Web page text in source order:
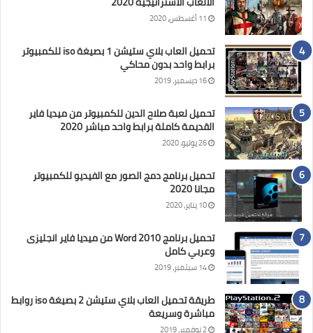
11 أغسطس، 2020
تحميل العاب بلاي ستيشن 1 بصيغة iso للكمبيوتر
برابط واحد بدون محاكي
16 ديسمبر، 2019
تحميل لعبة صلاح الدين للكمبيوتر من ميديا فاير
القديمة كاملة برابط واحد مباشر 2020
26 يوليو، 2020
تحميل برنامج دمج الصور مع الفيديو للكمبيوتر
مجانا 2020
10 يناير، 2020
تحميل برنامج Word 2010 من ميديا فاير انجليزى
وعربي كامل
14 سبتمبر، 2019
طريقة تحميل العاب بلاي ستيشن 2 بصيغة iso روابط
مباشرة وسريعة
2 نوفمبر، 2019